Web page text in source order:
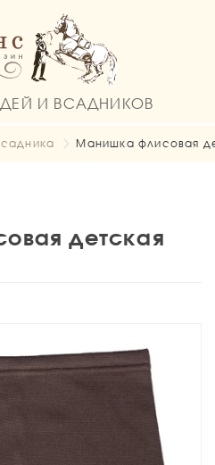
И ВСАДНИКОВ
Манишка флисовая
детская